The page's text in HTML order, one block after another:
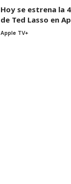
Hoy se estrena la
de Ted Lasso en
Apple TV+